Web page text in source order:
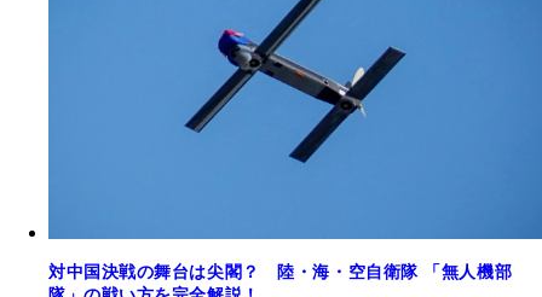
対中国決戦の舞台は尖閣？ 陸・海・空自衛隊 「無人機部